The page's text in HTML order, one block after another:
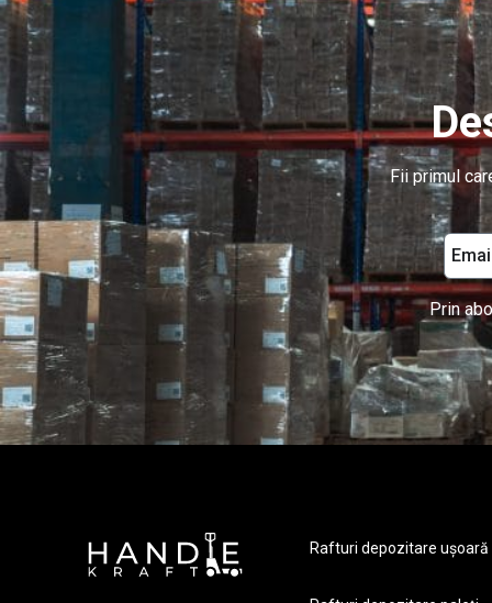
Fii primul
Prin
Rafturi depozitare ușoară